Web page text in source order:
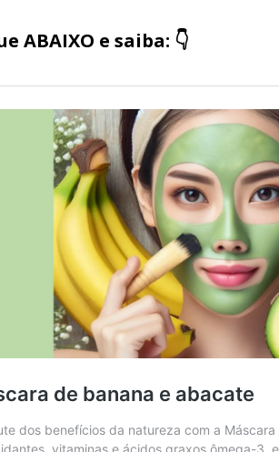
ABAIXO e saiba: 👇